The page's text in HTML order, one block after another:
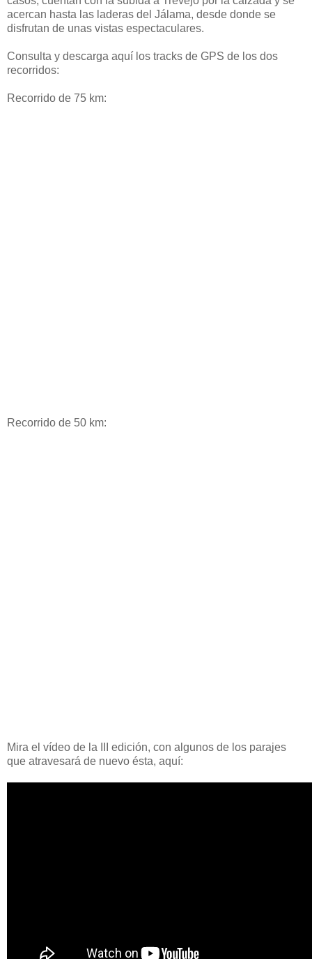
acercan hasta las laderas del Jálama, desde donde se
disfrutan de unas vistas espectaculares.
Consulta y descarga aquí los tracks de GPS de los dos
recorridos:
Recorrido de 75 km:
Recorrido de 50 km:
Mira el vídeo de la III edición, con algunos de los parajes
que atravesará de nuevo ésta, aquí: